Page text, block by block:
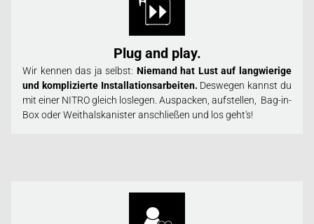
Plug and play.
Wir kennen das ja selbst: Niemand hat Lust auf langwierige
und komplizierte Installationsarbeiten. Deswegen kannst du
mit einer NITRO gleich loslegen. Auspacken, aufstellen, Bag-in-
Box oder Weithalskanister anschließen und los geht's!